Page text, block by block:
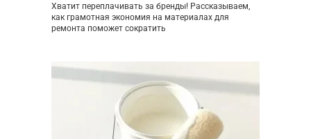
Хватит переплачивать за бренды! Рассказываем,
как грамотная экономия на материалах для
ремонта поможет сократить